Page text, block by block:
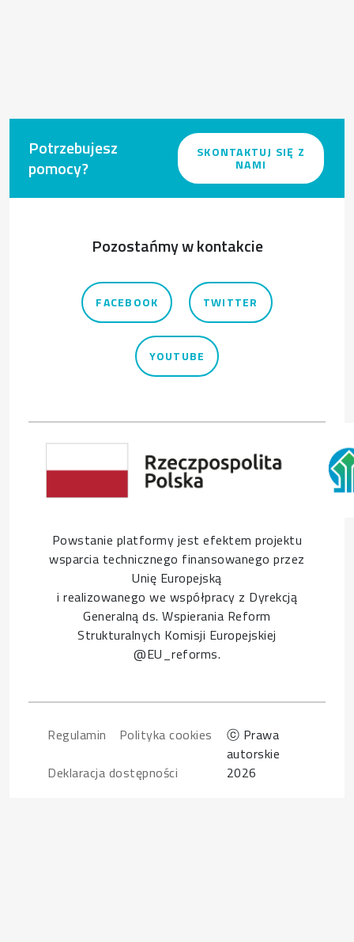
Potrzebujesz
pomocy?
SKONTAKTUJ SIĘ Z
NAMI
Pozostańmy w kontakcie
FACEBOOK TWITTER
YOUTUBE
Powstanie platformy jest efektem projektu
wsparcia technicznego finansowanego przez
Unię Europejską
i realizowanego we współpracy z Dyrekcją
Generalną ds. Wspierania Reform
Strukturalnych Komisji Europejskiej
@EU_reforms.
Regulamin
Polityka cookies
Deklaracja dostępności
ⓒ Prawa
autorskie
2026